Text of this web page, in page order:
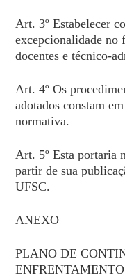
Art. 3º Estabelecer
excepcionalidade no
docentes e técnico-
Art. 4º Os
adotados constam
normativa.
Art. 5º Esta portaria
partir de sua
UFSC.
ANEXO
PLANO DE